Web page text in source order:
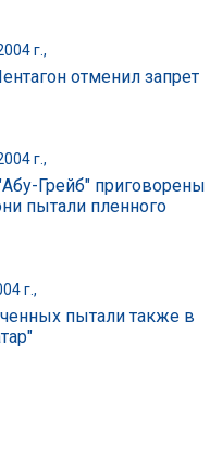
г.,
отменил запрет
г.,
Грейб" приговорены
пытали пленного
г.,
пытали также в